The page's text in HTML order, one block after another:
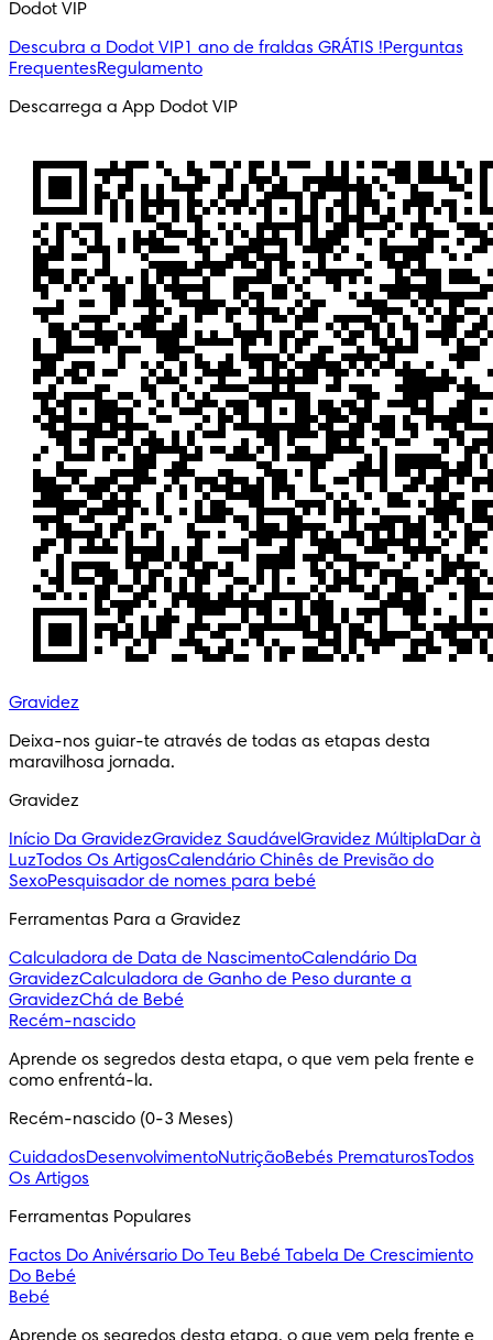
Dodot VIP
Descubra a Dodot VIP1 ano de fraldas GRÁTIS !Perguntas
FrequentesRegulamento
Descarrega a App Dodot VIP
Gravidez
Deixa-nos guiar-te através de todas as etapas desta
maravilhosa jornada.
Gravidez
Início Da GravidezGravidez SaudávelGravidez MúltiplaDar à
LuzTodos Os ArtigosCalendário Chinês de Previsão do
SexoPesquisador de nomes para bebé
Ferramentas Para a Gravidez
Calculadora de Data de NascimentoCalendário Da
GravidezCalculadora de Ganho de Peso durante a
GravidezChá de Bebé
Recém-nascido
Aprende os segredos desta etapa, o que vem pela frente e
como enfrentá-la.
Recém-nascido (0-3 Meses)
CuidadosDesenvolvimentoNutriçãoBebés PrematurosTodos
Os Artigos
Ferramentas Populares
Factos Do Anivérsario Do Teu Bebé Tabela De Crescimiento
Do Bebé
Bebé